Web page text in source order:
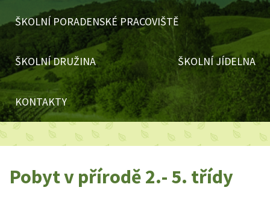
ŠKOLNÍ PORADENSKÉ PRACOVIŠTĚ
ŠKOLNÍ DRUŽINA ŠKOLNÍ JÍDELNA
KONTAKTY
Pobyt v přírodě 2.- 5. třídy